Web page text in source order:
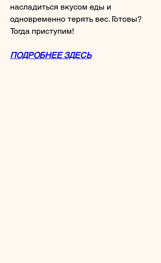
насладиться вкусом еды и
одновременно терять вес. Готовы?
Тогда приступим!
ПОДРОБНЕЕ ЗДЕСЬ